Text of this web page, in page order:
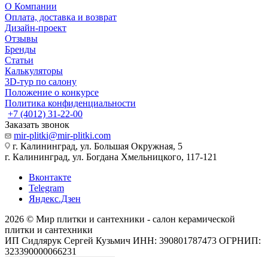
О Компании
Оплата, доставка и возврат
Дизайн-проект
Отзывы
Бренды
Статьи
Калькуляторы
3D-тур по салону
Положение о конкурсе
Политика конфиденциальности
+7 (4012) 31-22-00
Заказать звонок
mir-plitki@mir-plitki.com
г. Калининград, ул. Большая Окружная, 5
г. Калининград, ул. Богдана Хмельницкого, 117-121
Вконтакте
Telegram
Яндекс.Дзен
2026 © Мир плитки и сантехники - салон керамической
плитки и сантехники
ИП Сидлярук Сергей Кузьмич ИНН: 390801787473 ОГРНИП:
323390000066231